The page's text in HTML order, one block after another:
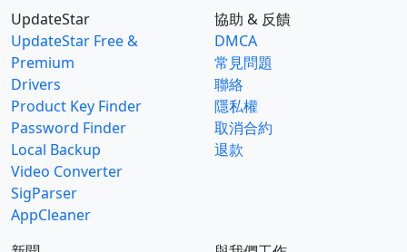
UpdateStar
UpdateStar Free &
Premium
Drivers
Product Key Finder
Password Finder
Local Backup
Video Converter
SigParser
AppCleaner
協助 & 反饋
DMCA
常見問題
聯絡
隱私權
取消合約
退款